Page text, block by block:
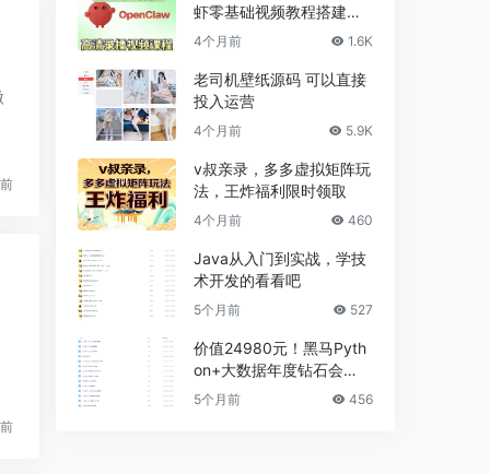
虾零基础视频教程搭建课A
I智能体本地部署
4个月前 1.6K
老司机壁纸源码 可以直接
投入运营
4个月前 5.9K
v叔亲录，多多虚拟矩阵玩
法，王炸福利限时领取
4个月前 460
Java从入门到实战，学技
术开发的看看吧
5个月前 527
价值24980元！黑马Pyth
on+大数据年度钻石会
员，14阶段完结无密
5个月前 456